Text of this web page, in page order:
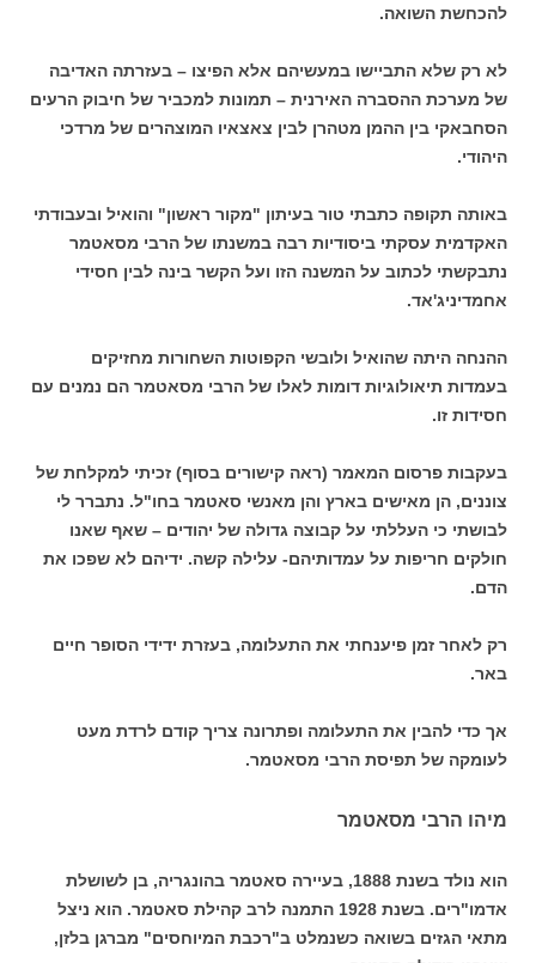
להכחשת השואה.
לא רק שלא התביישו במעשיהם אלא הפיצו – בעזרתה האדיבה
של מערכת ההסברה האירנית – תמונות למכביר של חיבוק הרעים
הסחבאקי בין ההמן מטהרן לבין צאצאיו המוצהרים של מרדכי
היהודי.
באותה תקופה כתבתי טור בעיתון "מקור ראשון" והואיל ובעבודתי
האקדמית עסקתי ביסודיות רבה במשנתו של הרבי מסאטמר
נתבקשתי לכתוב על המשנה הזו ועל הקשר בינה לבין חסידי
אחמדיניג'אד.
ההנחה היתה שהואיל ולובשי הקפוטות השחורות מחזיקים
בעמדות תיאולוגיות דומות לאלו של הרבי מסאטמר הם נמנים עם
חסידות זו.
בעקבות פרסום המאמר (ראה קישורים בסוף) זכיתי למקלחת של
צוננים, הן מאישים בארץ והן מאנשי סאטמר בחו"ל. נתברר לי
לבושתי כי העללתי על קבוצה גדולה של יהודים – שאף שאנו
חולקים חריפות על עמדותיהם- עלילה קשה. ידיהם לא שפכו את
הדם.
רק לאחר זמן פיענחתי את התעלומה, בעזרת ידידי הסופר חיים
באר.
אך כדי להבין את התעלומה ופתרונה צריך קודם לרדת מעט
לעומקה של תפיסת הרבי מסאטמר.
מיהו הרבי מסאטמר
הוא נולד בשנת 1888, בעיירה סאטמר בהונגריה, בן לשושלת
אדמו"רים. בשנת 1928 התמנה לרב קהילת סאטמר. הוא ניצל
מתאי הגזים בשואה כשנמלט ב"רכבת המיוחסים" מברגן בלזן,